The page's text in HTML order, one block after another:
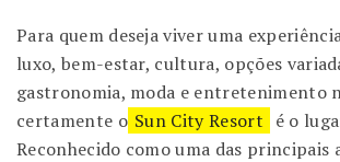
Para quem deseja viver uma
luxo, bem-estar, cultura, opções
gastronomia, moda e entretenimento
certamente o Sun City Resort é o
Reconhecido como uma das principais